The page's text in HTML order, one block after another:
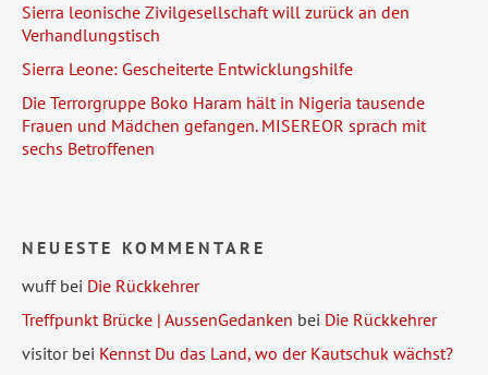
Sierra leonische Zivilgesellschaft will zurück an den
Verhandlungstisch
Sierra Leone: Gescheiterte Entwicklungshilfe
Die Terrorgruppe Boko Haram hält in Nigeria tausende
Frauen und Mädchen gefangen. MISEREOR sprach mit
sechs Betroffenen
NEUESTE KOMMENTARE
wuffbei Die Rückkehrer
Treffpunkt Brücke | AussenGedanken bei Die Rückkehrer
visitorbei Kennst Du das Land, wo der Kautschuk wächst?